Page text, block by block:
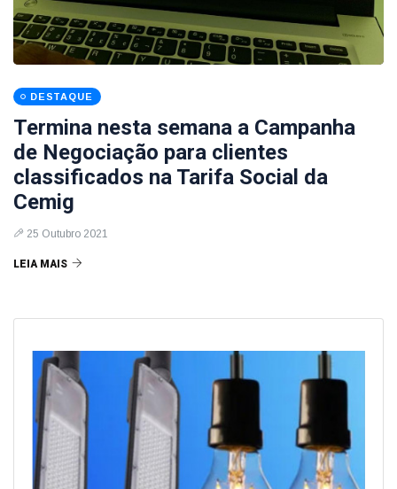
DESTAQUE
Termina nesta semana a Campanha
de Negociação para clientes
classificados na Tarifa Social da
Cemig
25 Outubro 2021
LEIA MAIS